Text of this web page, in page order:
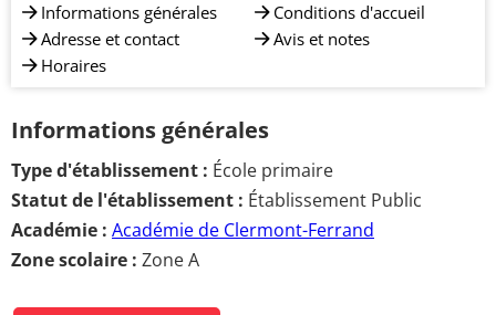
Informations générales
Adresse et contact
Horaires
Conditions d'accueil
Avis et notes
Informations générales
Type d'établissement : École primaire
Statut de l'établissement : Établissement Public
Académie : Académie de Clermont-Ferrand
Zone scolaire : Zone A